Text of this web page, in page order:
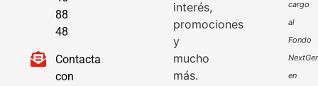
88
48
Contacta
con
interés,
promociones
y
mucho
más.
cargo
al
Fondo
en